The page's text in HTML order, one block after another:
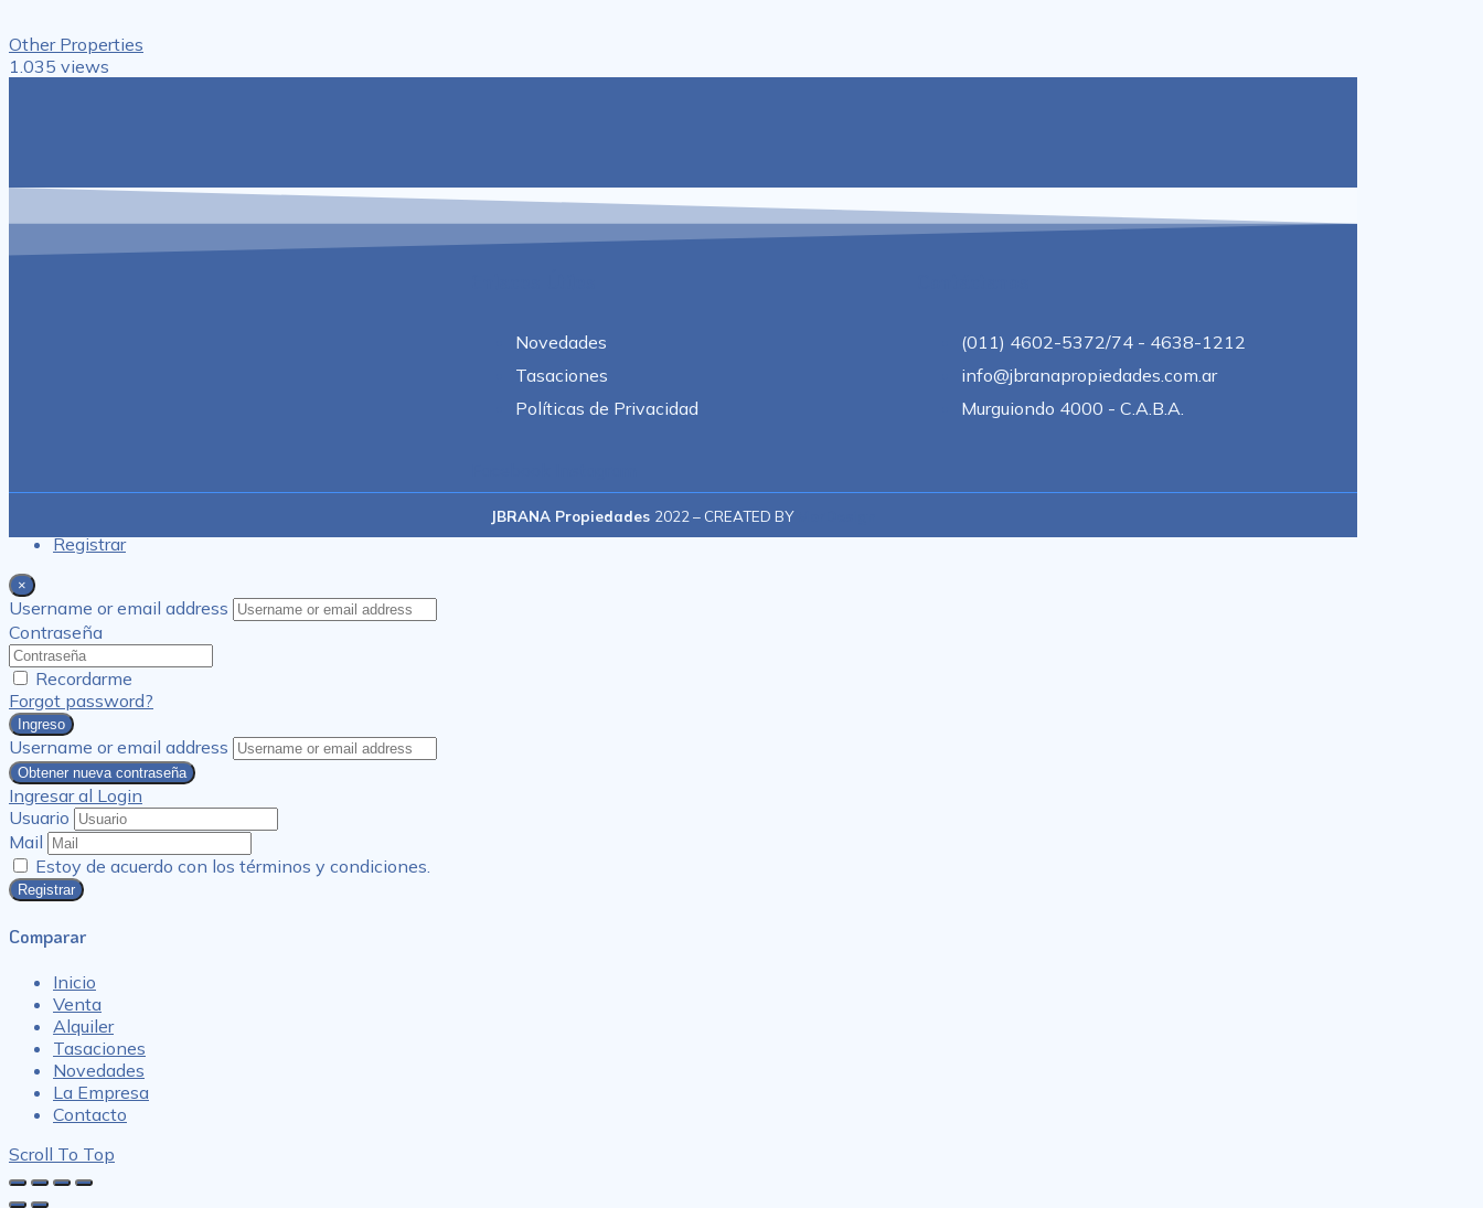
Other Properties
1.035 views
Novedades
Tasaciones
Políticas de Privacidad
(011) 4602-5372/74 - 4638-1212
info@jbranapropiedades.com.ar
Murguiondo 4000 - C.A.B.A.
JBRANA Propiedades 2022 – CREATED BY
Registrar
×
Username or email address
Contraseña
Recordarme
Forgot password?
Ingreso
Username or email address
Obtener nueva contraseña
Ingresar al Login
Usuario
Mail
Estoy de acuerdo con los términos y condiciones.
Registrar
Comparar
Inicio
Venta
Alquiler
Tasaciones
Novedades
La Empresa
Contacto
Scroll To Top